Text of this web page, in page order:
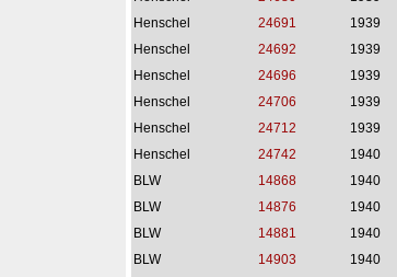
Henschel
24691 1939
Henschel
24692 1939
Henschel
24696 1939
Henschel
24706 1939
Henschel
24712 1939
Henschel
24742 1940
BLW
14868 1940
BLW
14876 1940
BLW
14881 1940
BLW
14903 1940